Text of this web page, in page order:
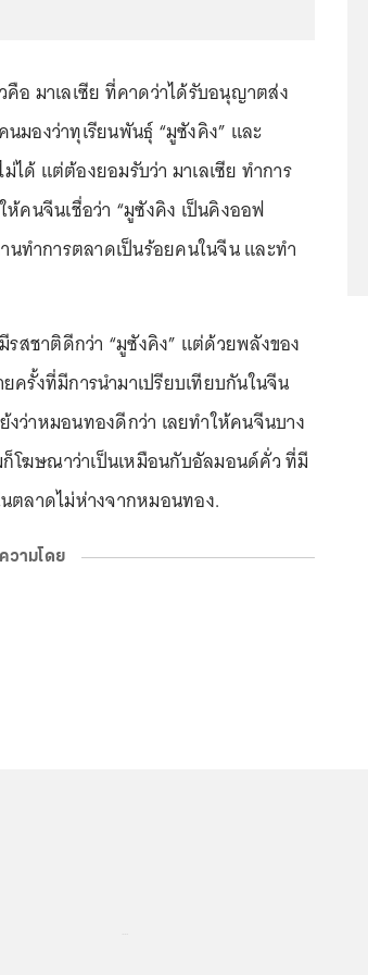
อ มาเลเซีย ที่คาดว่าได้รับอนุญาตส่ง
มองว่าทุเรียนพันธุ์ “มูซังคิง” และ
ด้ แต่ต้องยอมรับว่า มาเลเซีย ทำการ
คนจีนเชื่อว่า “มูซังคิง เป็นคิงออฟ
นทำการตลาดเป็นร้อยคนในจีน และทำ
รสชาติดีกว่า “มูซังคิง” แต่ด้วยพลังของ
ครั้งที่มีการนำมาเปรียบเทียบกันในจีน
ว่าหมอนทองดีกว่า เลยทำให้คนจีนบาง
โฆษณาว่าเป็นเหมือนกับอัลมอนด์คั่ว ที่มี
ตลาดไม่ห่างจากหมอนทอง.
วามโดย